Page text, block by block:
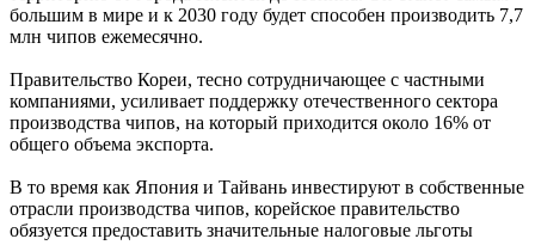
большим в мире и к 2030 году будет способен производить 7,7
млн чипов ежемесячно.
Правительство Кореи, тесно сотрудничающее с частными
компаниями, усиливает поддержку отечественного сектора
производства чипов, на который приходится около 16% от
общего объема экспорта.
В то время как Япония и Тайвань инвестируют в собственные
отрасли производства чипов, корейское правительство
обязуется предоставить значительные налоговые льготы